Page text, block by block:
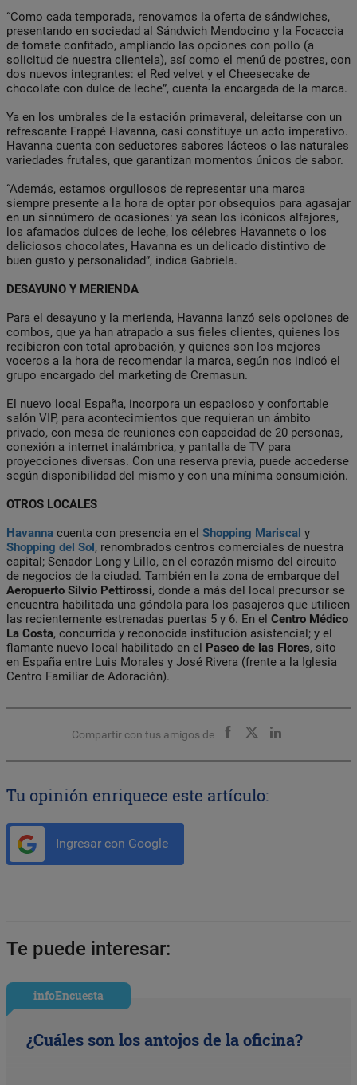
“Como cada temporada, renovamos la oferta de sándwiches,
presentando en sociedad al Sándwich Mendocino y la Focaccia
de tomate confitado, ampliando las opciones con pollo (a
solicitud de nuestra clientela), así como el menú de postres, con
dos nuevos integrantes: el Red velvet y el Cheesecake de
chocolate con dulce de leche”, cuenta la encargada de la marca.
Ya en los umbrales de la estación primaveral, deleitarse con un
refrescante Frappé Havanna, casi constituye un acto imperativo.
Havanna cuenta con seductores sabores lácteos o las naturales
variedades frutales, que garantizan momentos únicos de sabor.
“Además, estamos orgullosos de representar una marca
siempre presente a la hora de optar por obsequios para agasajar
en un sinnúmero de ocasiones: ya sean los icónicos alfajores,
los afamados dulces de leche, los célebres Havannets o los
deliciosos chocolates, Havanna es un delicado distintivo de
buen gusto y personalidad”, indica Gabriela.
DESAYUNO Y MERIENDA
Para el desayuno y la merienda, Havanna lanzó seis opciones de
combos, que ya han atrapado a sus fieles clientes, quienes los
recibieron con total aprobación, y quienes son los mejores
voceros a la hora de recomendar la marca, según nos indicó el
grupo encargado del marketing de Cremasun.
El nuevo local España, incorpora un espacioso y confortable
salón VIP, para acontecimientos que requieran un ámbito
privado, con mesa de reuniones con capacidad de 20 personas,
conexión a internet inalámbrica, y pantalla de TV para
proyecciones diversas. Con una reserva previa, puede accederse
según disponibilidad del mismo y con una mínima consumición.
OTROS LOCALES
Havanna cuenta con presencia en el Shopping Mariscal y
Shopping del Sol, renombrados centros comerciales de nuestra
capital; Senador Long y Lillo, en el corazón mismo del circuito
de negocios de la ciudad. También en la zona de embarque del
Aeropuerto Silvio Pettirossi, donde a más del local precursor se
encuentra habilitada una góndola para los pasajeros que utilicen
las recientemente estrenadas puertas 5 y 6. En el Centro Médico
La Costa, concurrida y reconocida institución asistencial; y el
flamante nuevo local habilitado en el Paseo de las Flores, sito
en España entre Luis Morales y José Rivera (frente a la Iglesia
Centro Familiar de Adoración).
Compartir con tus amigos de
Tu opinión enriquece este artículo:
Ingresar con Google
Te puede interesar:
infoEncuesta
¿Cuáles son los antojos de la oficina?